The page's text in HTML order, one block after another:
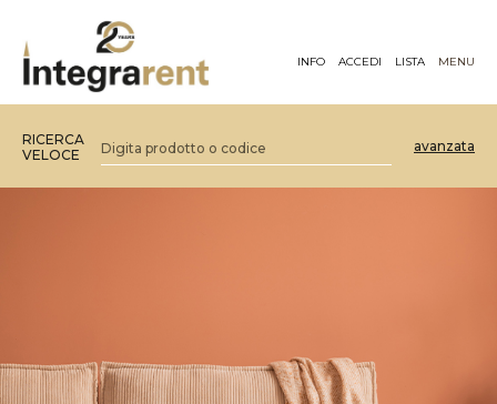
INFO ACCEDI LISTA MENU
RICERCA
VELOCE
avanzata